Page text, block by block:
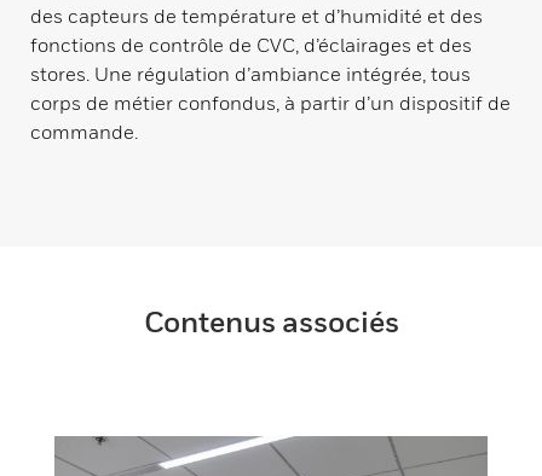
des capteurs de température et d’humidité et des
fonctions de contrôle de CVC, d’éclairages et des
stores. Une régulation d’ambiance intégrée, tous
corps de métier confondus, à partir d’un dispositif de
commande.
Contenus associés